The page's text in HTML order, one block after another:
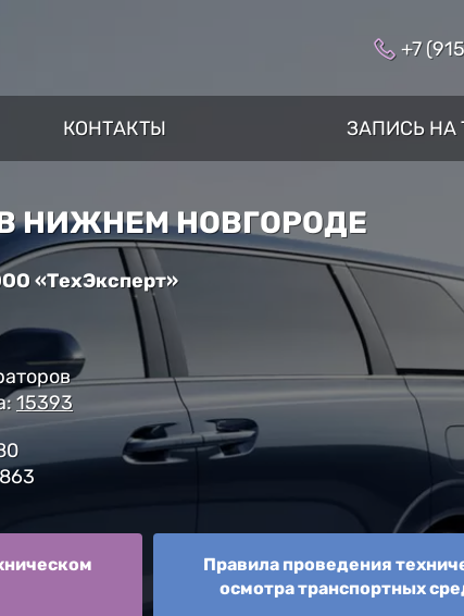
+7
КОНТАКТЫ ЗАПИСЬ НА
В НИЖНЕМ НОВГОРОДЕ
«ТехЭксперт»
15393
Правила проведения
осмотра транспортных